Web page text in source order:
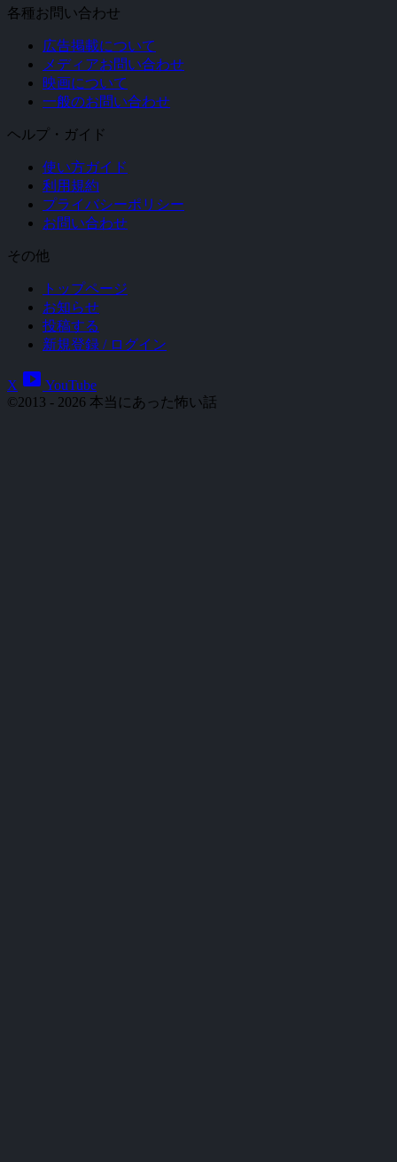
各種お問い合わせ
広告掲載について
メディアお問い合わせ
映画について
一般のお問い合わせ
ヘルプ・ガイド
使い方ガイド
利用規約
プライバシーポリシー
お問い合わせ
その他
トップページ
お知らせ
投稿する
新規登録 / ログイン
X smart_display YouTube
©2013 - 2026 本当にあった怖い話